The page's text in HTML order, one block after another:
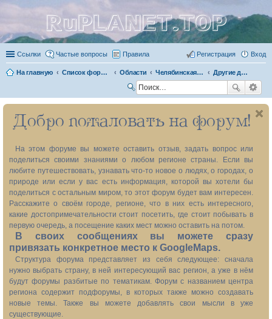
RuPLANET.TOP
Ссылки Частые вопросы Правила Вход
Регистрация
На главную Список форумов Области Челябинская область 74 Другие достопримечательности
ск
Добро пожаловать на форум!
На этом форуме вы можете оставить отзыв, задать вопрос или
поделиться своими знаниями о любом регионе страны. Если вы
любите путешествовать, узнавать что-то новое о людях, о городах, о
природе или если у вас есть информация, которой вы хотели бы
поделиться с остальным миром, то этот форум будет вам интересен.
Расскажите о своём городе, регионе, что в них есть интересного,
какие достопримечательности стоит посетить, где стоит побывать в
первую очередь, а посещение каких мест можно оставить на потом.
В своих сообщениях вы можете сразу
привязать конкретное место к GoogleMaps.
Структура форума представляет из себя следующее: сначала
нужно выбрать страну, в ней интересующий вас регион, а уже в нём
будут форумы разбитые по тематикам. Форум с названием центра
региона содержит подфорумы, в которых также можно создавать
новые темы. Также вы можете добавлять свои мысли в уже
существующие.